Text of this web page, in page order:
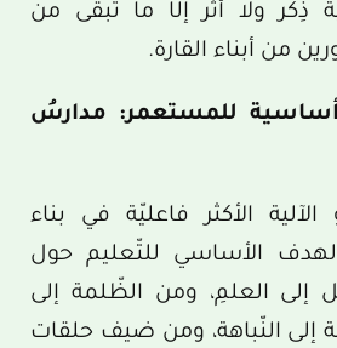
ذِكر ولا أثر إلّا ما تبقّى من
من أبناء القارة.
أساسية للمستعمر: مدارسُ
الأكثر فاعليّة في بناء
الأساسي للتّعليم حول
إلى العلمِ، ومن الظّلمة إلى
إلى النّباهة، ومن ضيف حلقات